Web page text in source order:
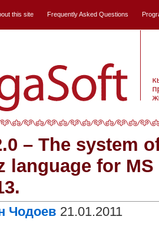
this site Frequently Asked Questions
– The system
language for MS
Чодоев 21.01.2011